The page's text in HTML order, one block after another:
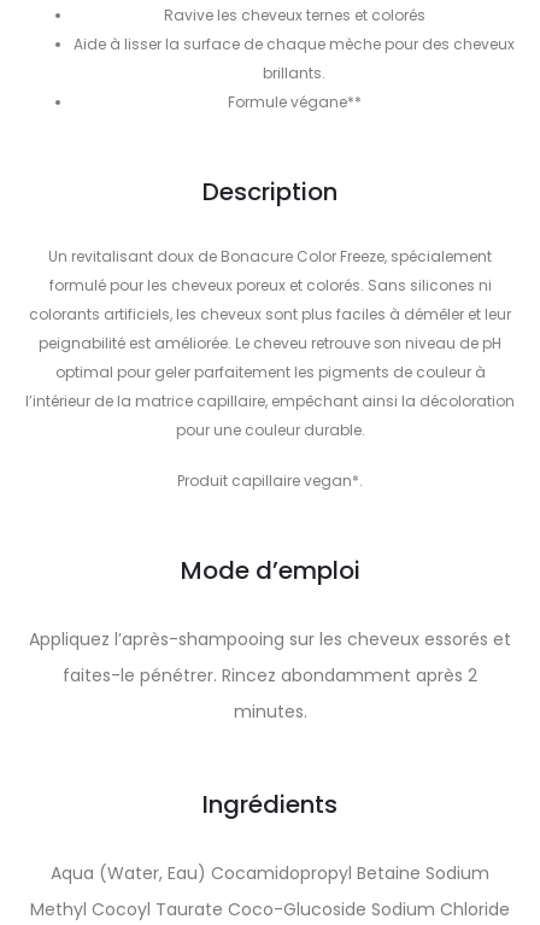
Ravive les cheveux ternes et colorés
Aide à lisser la surface de chaque mèche pour des cheveux
brillants.
Formule végane**
Description
Un revitalisant doux de Bonacure Color Freeze, spécialement
formulé pour les cheveux poreux et colorés. Sans silicones ni
colorants artificiels, les cheveux sont plus faciles à démêler et leur
peignabilité est améliorée. Le cheveu retrouve son niveau de pH
optimal pour geler parfaitement les pigments de couleur à
l’intérieur de la matrice capillaire, empêchant ainsi la décoloration
pour une couleur durable.
Produit capillaire vegan*.
Mode d’emploi
Appliquez l’après-shampooing sur les cheveux essorés et
faites-le pénétrer. Rincez abondamment après 2
minutes.
Ingrédients
Aqua (Water, Eau) Cocamidopropyl Betaine Sodium
Methyl Cocoyl Taurate Coco-Glucoside Sodium Chloride